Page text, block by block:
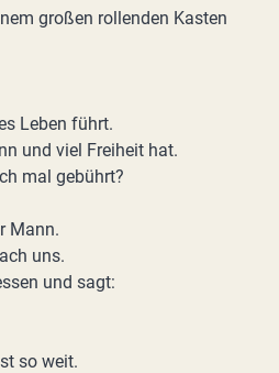
großen rollenden Kasten
Leben führt.
und viel Freiheit hat.
mal gebührt?
Mann.
uns.
und sagt:
so weit.